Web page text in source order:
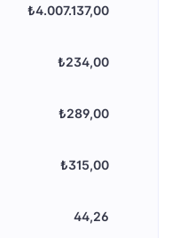
₺4.007.137,00
₺234,00
₺289,00
₺315,00
44,26